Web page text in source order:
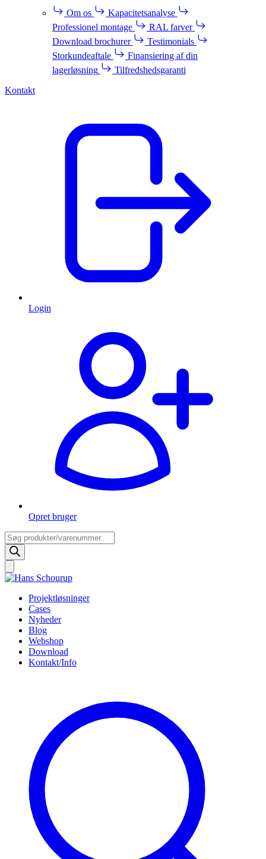
Om os
Kapacitetsanalyse
Professionel montage
RAL farver
Download brochurer
Testimonials
Storkundeaftale
Finansiering af din
lagerløsning
Tilfredshedsgaranti
Kontakt
Login
Opret bruger
Products
search
Projektløsninger
Cases
Nyheder
Blog
Webshop
Download
Kontakt/Info